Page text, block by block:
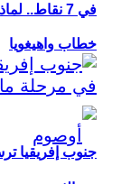
خطاب واهيغويا
في 7 نقاط.. لماذا خرج تفشي وباء إيبولا عن السيطرة؟
جنوب إفريقيا